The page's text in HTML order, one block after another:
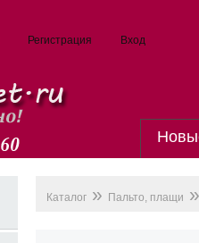
Регистрация Вход
Каталог » Пальто, плащи